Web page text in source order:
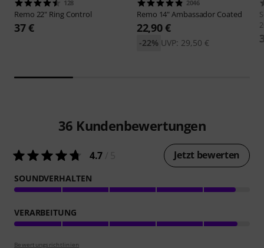
128
Remo 22" Ring Control
37 €
2046
Remo 14" Ambassador Coated
22,90 €
UVP: 29,50 €
-22%
36 Kundenbewertungen
4.7 Jetzt bewerten
SOUNDVERHALTEN
VERARBEITUNG
Bewertungsrichtlinien